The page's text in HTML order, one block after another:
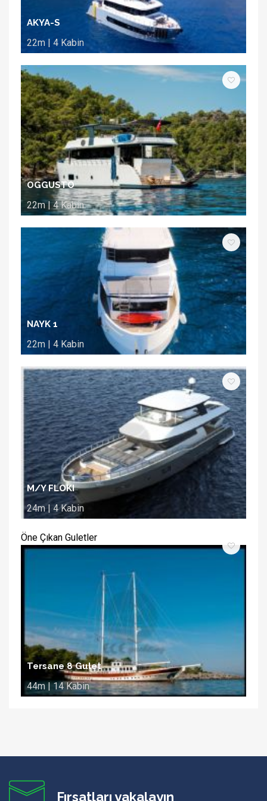
AKYA-S
22m | 4 Kabin
OGGUSTO
22m | 4 Kabin
NAYK 1
22m | 4 Kabin
M/Y FLOKI
24m | 4 Kabin
Öne Çıkan Guletler
Tersane 8 Gulet
44m | 14 Kabin
Fırsatları yakalayın